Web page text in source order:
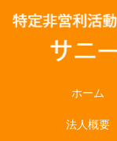
ホーム
法人概要